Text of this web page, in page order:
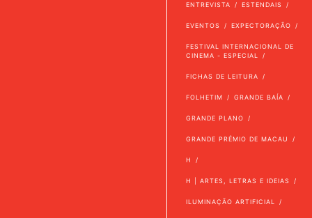
ENTREVISTA ESTENDAIS
EVENTOS EXPECTORAÇÃO
FESTIVAL INTERNACIONAL DE
CINEMA - ESPECIAL
FICHAS DE LEITURA
FOLHETIM GRANDE BAÍA
GRANDE PLANO
GRANDE PRÉMIO DE MACAU
H
H | ARTES, LETRAS E IDEIAS
ILUMINAÇÃO ARTIFICIAL